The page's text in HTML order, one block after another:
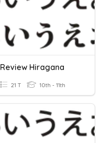
Review Hiragana
21 T 10th - 11th